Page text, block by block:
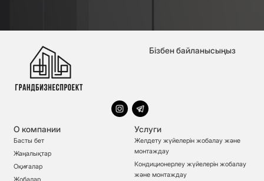
Бізбен байланысыңыз
О компании
Басты бет
Жаңалықтар
Оқиғалар
Жобалар
Услуги
Желдету жүйелерін жобалау және
монтаждау
Кондиционерлеу жүйелерін жобалау
және монтаждау